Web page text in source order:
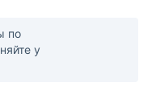
по
у